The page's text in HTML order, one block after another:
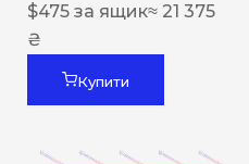
$475 за ящик≈ 21 375
₴
Купити